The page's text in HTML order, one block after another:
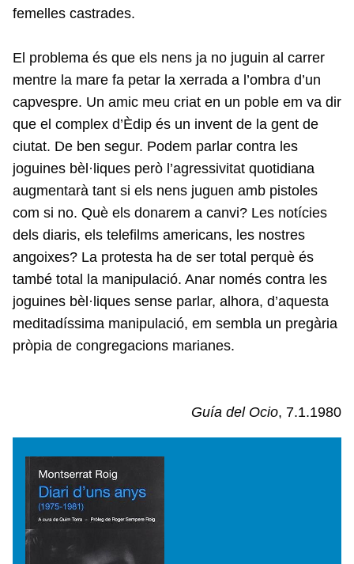
femelles castrades.
El problema és que els nens ja no juguin al carrer
mentre la mare fa petar la xerrada a l’ombra d’un
capvespre. Un amic meu criat en un poble em va dir
que el complex d’Èdip és un invent de la gent de
ciutat. De ben segur. Podem parlar contra les
joguines bèl·liques però l’agressivitat quotidiana
augmentarà tant si els nens juguen amb pistoles
com si no. Què els donarem a canvi? Les notícies
dels diaris, els telefilms americans, les nostres
angoixes? La protesta ha de ser total perquè és
també total la manipulació. Anar només contra les
joguines bèl·liques sense parlar, alhora, d’aquesta
meditadíssima manipulació, em sembla un pregària
pròpia de congregacions marianes.
Guía del Ocio, 7.1.1980